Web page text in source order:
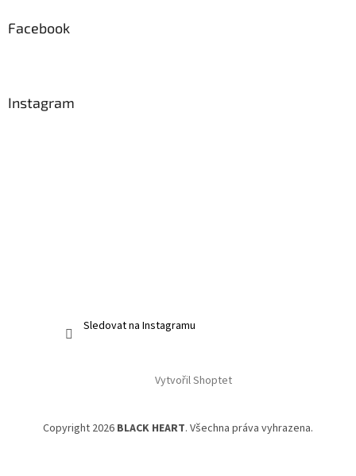
Facebook
Instagram
Sledovat na Instagramu
Vytvořil Shoptet
Copyright 2026 BLACK HEART. Všechna práva vyhrazena.